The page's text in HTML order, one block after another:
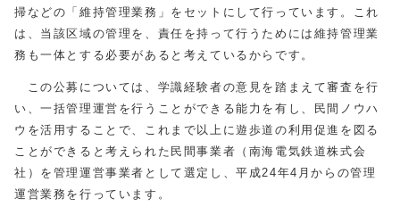
掃などの「維持管理業務」をセットにして行っています。これ
は、当該区域の管理を、責任を持って行うためには維持管理業
務も一体とする必要があると考えているからです。
この公募については、学識経験者の意見を踏まえて審査を行
い、一括管理運営を行うことができる能力を有し、民間ノウハ
ウを活用することで、これまで以上に遊歩道の利用促進を図る
ことができると考えられた民間事業者（南海電気鉄道株式会
社）を管理運営事業者として選定し、平成24年4月からの管理
運営業務を行っています。